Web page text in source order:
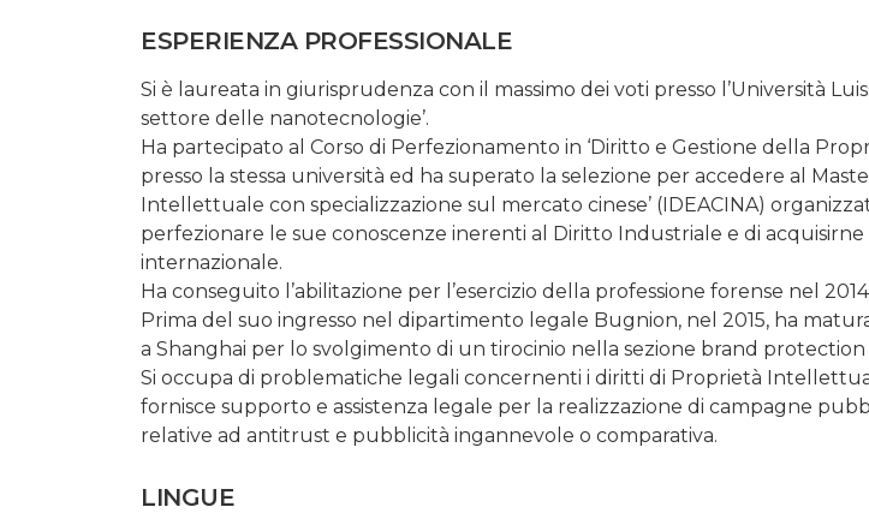
ESPERIENZA PROFESSIONALE
Si è laureata in giurisprudenza con il massimo dei voti presso l’Università
settore delle nanotecnologie’.
Ha partecipato al Corso di Perfezionamento in ‘Diritto e Gestione della
presso la stessa università ed ha superato la selezione per accedere al
Intellettuale con specializzazione sul mercato cinese’ (IDEACINA)
perfezionare le sue conoscenze inerenti al Diritto Industriale e di
internazionale.
Ha conseguito l’abilitazione per l’esercizio della professione forense nel
Prima del suo ingresso nel dipartimento legale Bugnion, nel 2015, ha
a Shanghai per lo svolgimento di un tirocinio nella sezione brand
Si occupa di problematiche legali concernenti i diritti di Proprietà
fornisce supporto e assistenza legale per la realizzazione di campagne
relative ad antitrust e pubblicità ingannevole o comparativa.
LINGUE